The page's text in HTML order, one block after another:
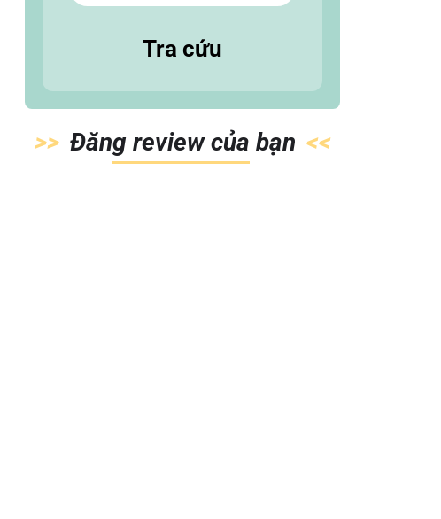
Tra cứu
Đăng review của bạn